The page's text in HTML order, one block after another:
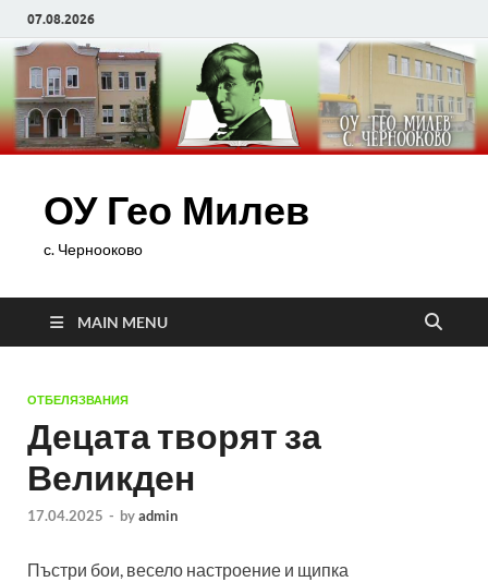
07.08.2026
ОУ Гео Милев
с. Чернооково
MAIN MENU
ОТБЕЛЯЗВАНИЯ
Децата творят за
Великден
17.04.2025 - byadmin
Пъстри бои, весело настроение и щипка